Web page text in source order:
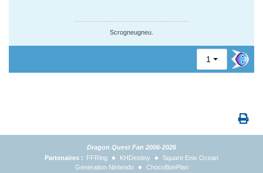
Scrogneugneu.
1
Dragon Quest Fan 2006-2026
Partenaires :
FFRing KHDestiny
Square Enix Ocean
Generation Nintendo
ChocoBonPlan